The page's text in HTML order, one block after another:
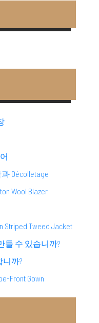
Décolletage
Wool Blazer
Striped Tweed Jacket
들 수 있습니까?
니까?
Front Gown